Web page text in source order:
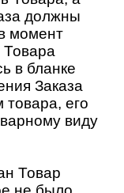
должны
момент
Товара
в бланке
Заказа
его
виду
Товар